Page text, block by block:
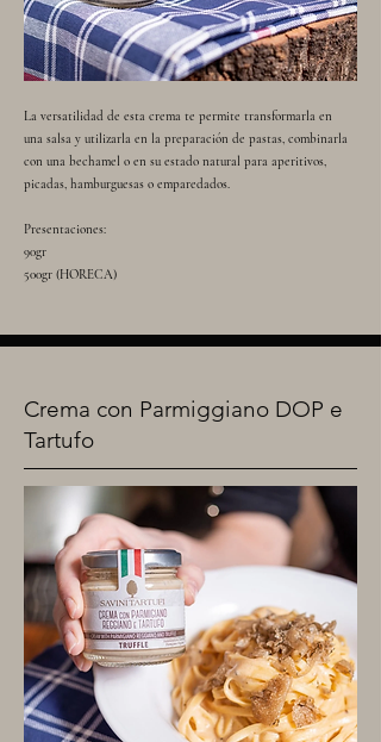
La versatilidad de esta crema te permite transformarla en
una salsa y utilizarla en la preparación de pastas, combinarla
con una bechamel o en su estado natural para aperitivos,
picadas, hamburguesas o emparedados.
Presentaciones:
90gr
500gr (HORECA)
Crema con Parmiggiano DOP e
Tartufo